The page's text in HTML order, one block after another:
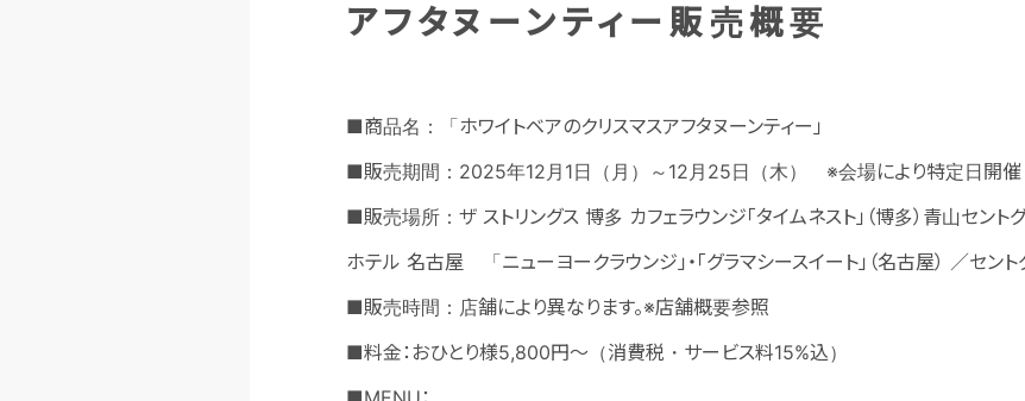
アフタヌーンティー販売概要
■商品名：「ホワイトベアのクリスマスアフタヌーンティー」
■販売期間：2025年12月1日（月）～12月25日（木） ※会場により特定日開催
■販売場所：ザ ストリングス 博多 カフェラウンジ「タイムネスト」（博多）青山セント
ホテル 名古屋 「ニューヨークラウンジ」・「グラマシースイート」（名古屋） ／セント
■販売時間：店舗により異なります。※店舗概要参照
■料金：おひとり様5,800円～（消費税・サービス料15%込）